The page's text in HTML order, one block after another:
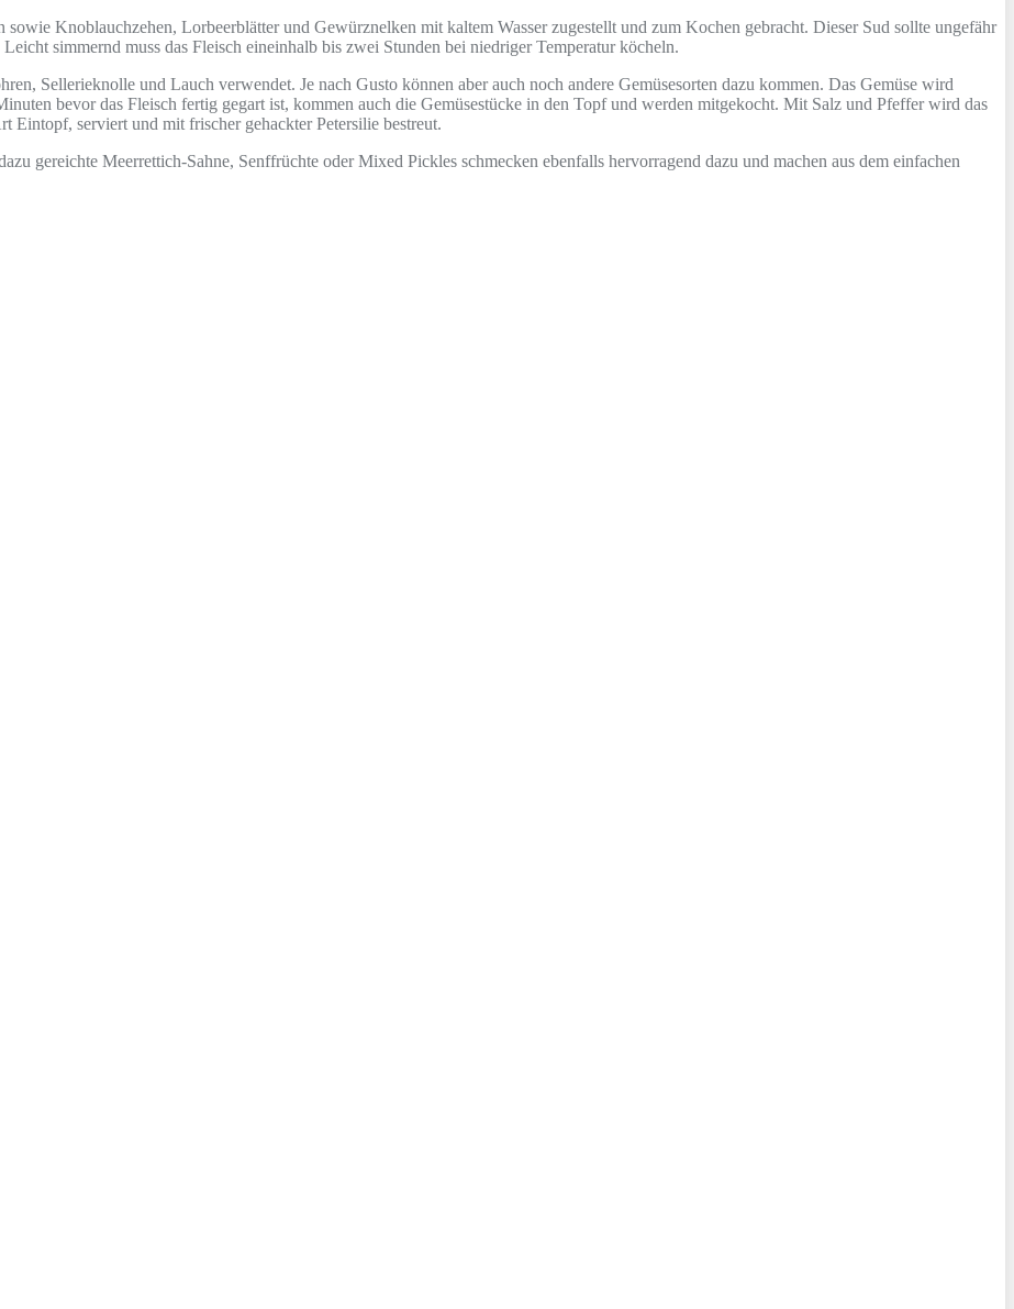
Knoblauchzehen, Lorbeerblätter und Gewürznelken mit kaltem Wasser zugestellt und zum Kochen gebracht. Dieser Sud sollte ungefähr
simmernd muss das Fleisch eineinhalb bis zwei Stunden bei niedriger Temperatur köcheln.
Sellerieknolle und Lauch verwendet. Je nach Gusto können aber auch noch andere Gemüsesorten dazu kommen. Das Gemüse wird
bevor das Fleisch fertig gegart ist, kommen auch die Gemüsestücke in den Topf und werden mitgekocht. Mit Salz und Pfeffer wird das
Eintopf, serviert und mit frischer gehackter Petersilie bestreut.
gereichte Meerrettich-Sahne, Senffrüchte oder Mixed Pickles schmecken ebenfalls hervorragend dazu und machen aus dem einfachen